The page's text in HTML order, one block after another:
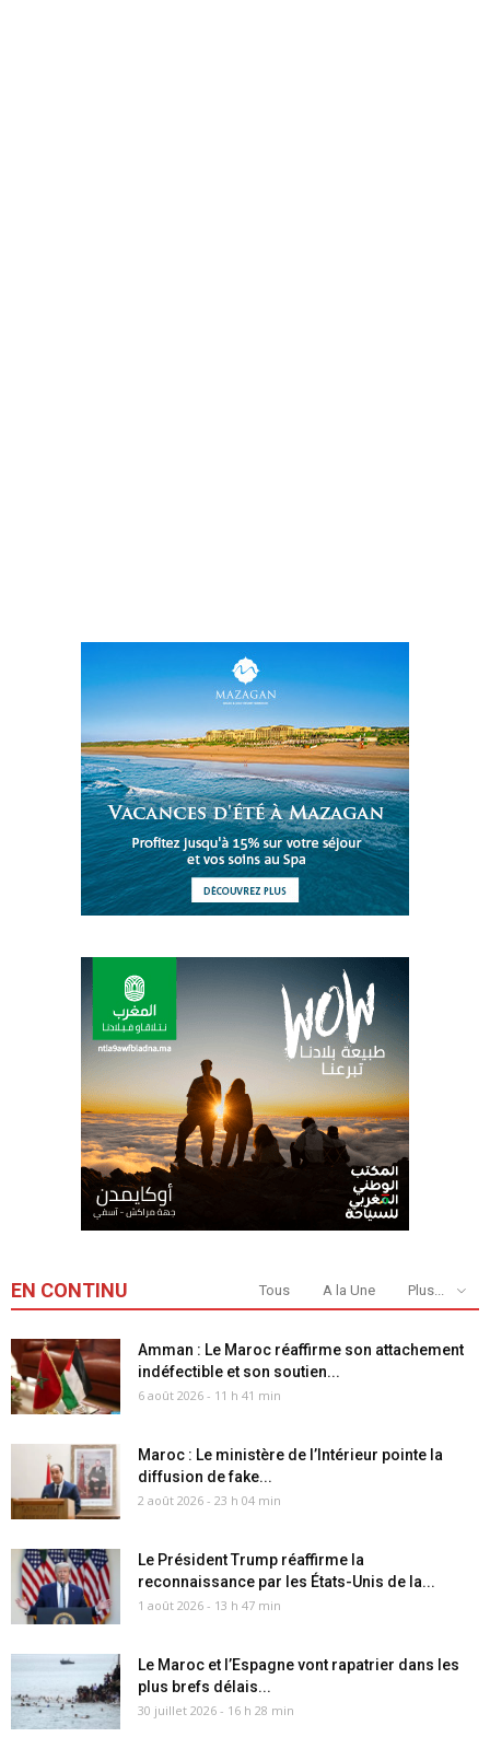
EN CONTINU Tous A la Une Plus...
Amman : Le Maroc réaffirme son attachement
indéfectible et son soutien...
6 août 2026 - 11 h 41 min
Maroc : Le ministère de l’Intérieur pointe la
diffusion de fake...
2 août 2026 - 23 h 04 min
Le Président Trump réaffirme la
reconnaissance par les États-Unis de la...
1 août 2026 - 13 h 47 min
Le Maroc et l’Espagne vont rapatrier dans les
plus brefs délais...
30 juillet 2026 - 16 h 28 min